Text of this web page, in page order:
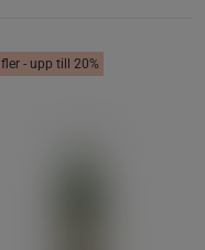
- upp till 20%